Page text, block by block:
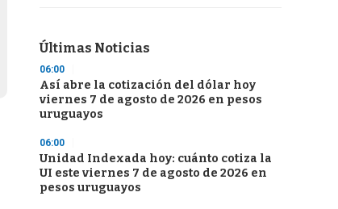
Últimas Noticias
06:00
Así abre la cotización del dólar hoy
viernes 7 de agosto de 2026 en pesos
uruguayos
06:00
Unidad Indexada hoy: cuánto cotiza la
UI este viernes 7 de agosto de 2026 en
pesos uruguayos